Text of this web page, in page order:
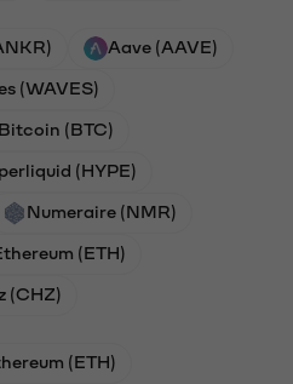
Aave (AAVE)
(WAVES)
Bitcoin (BTC)
(HYPE)
Numeraire (NMR)
(ETH)
(CHZ)
(ETH)